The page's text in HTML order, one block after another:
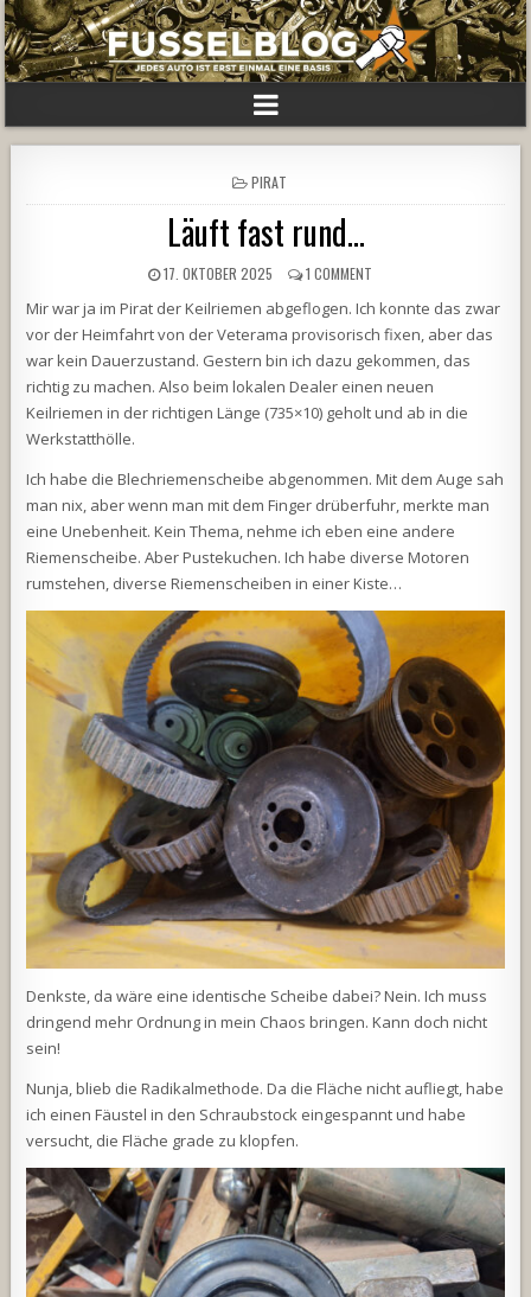
POSTED
IN
PIRAT
Läuft fast rund…
17. OKTOBER 2025 1 COMMENT
Mir war ja im Pirat der Keilriemen abgeflogen. Ich konnte das zwar
vor der Heimfahrt von der Veterama provisorisch fixen, aber das
war kein Dauerzustand. Gestern bin ich dazu gekommen, das
richtig zu machen. Also beim lokalen Dealer einen neuen
Keilriemen in der richtigen Länge (735×10) geholt und ab in die
Werkstatthölle.
Ich habe die Blechriemenscheibe abgenommen. Mit dem Auge sah
man nix, aber wenn man mit dem Finger drüberfuhr, merkte man
eine Unebenheit. Kein Thema, nehme ich eben eine andere
Riemenscheibe. Aber Pustekuchen. Ich habe diverse Motoren
rumstehen, diverse Riemenscheiben in einer Kiste…
Denkste, da wäre eine identische Scheibe dabei? Nein. Ich muss
dringend mehr Ordnung in mein Chaos bringen. Kann doch nicht
sein!
Nunja, blieb die Radikalmethode. Da die Fläche nicht aufliegt, habe
ich einen Fäustel in den Schraubstock eingespannt und habe
versucht, die Fläche grade zu klopfen.